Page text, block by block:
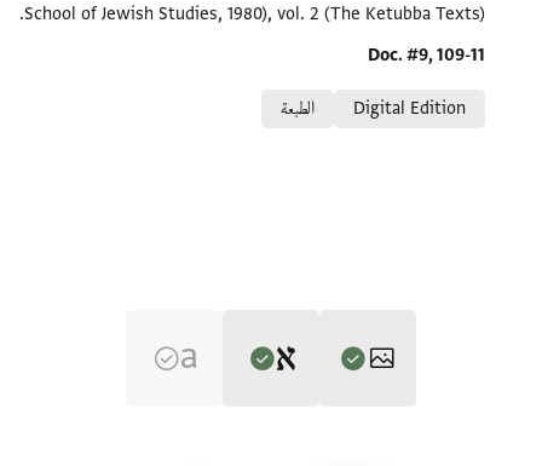
School of Jewish Studies, 1980), vol. 2 (The Ketubba Texts).
Location in source
Doc. #9, 109-11
Digital Edition
الطبعة